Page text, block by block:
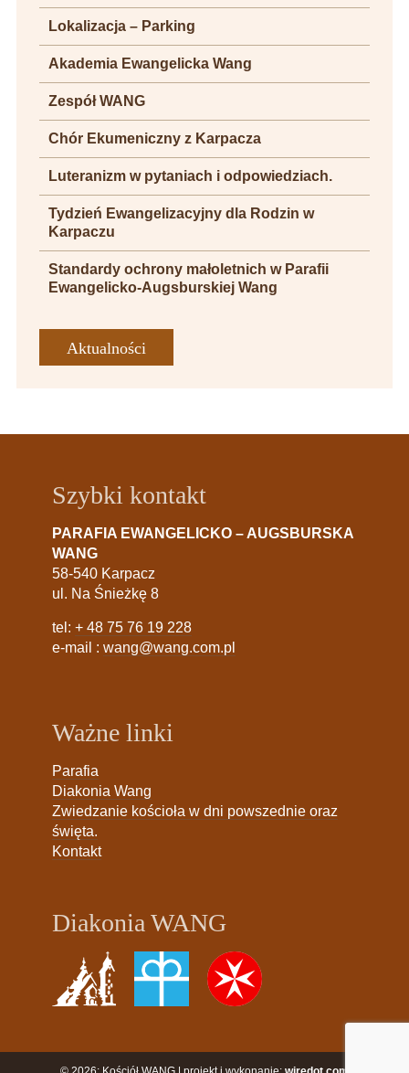
Lokalizacja – Parking
Akademia Ewangelicka Wang
Zespół WANG
Chór Ekumeniczny z Karpacza
Luteranizm w pytaniach i odpowiedziach.
Tydzień Ewangelizacyjny dla Rodzin w
Karpaczu
Standardy ochrony małoletnich w Parafii
Ewangelicko-Augsburskiej Wang
Aktualności
Szybki kontakt
PARAFIA EWANGELICKO – AUGSBURSKA
WANG
58-540 Karpacz
ul. Na Śnieżkę 8
tel: + 48 75 76 19 228
e-mail : wang@wang.com.pl
Ważne linki
Parafia
Diakonia Wang
Zwiedzanie kościoła w dni powszednie oraz
święta.
Kontakt
Diakonia WANG